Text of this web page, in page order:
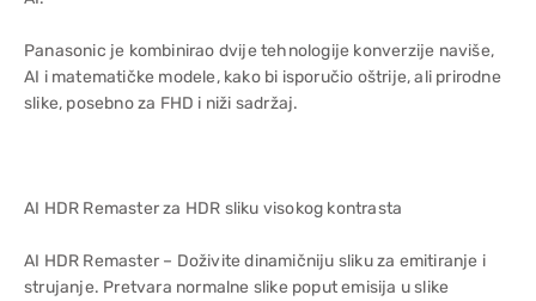
Panasonic je kombinirao dvije tehnologije konverzije naviše,
AI i matematičke modele, kako bi isporučio oštrije, ali prirodne
slike, posebno za FHD i niži sadržaj.
AI HDR Remaster za HDR sliku visokog kontrasta
AI HDR Remaster – Doživite dinamičniju sliku za emitiranje i
strujanje. Pretvara normalne slike poput emisija u slike